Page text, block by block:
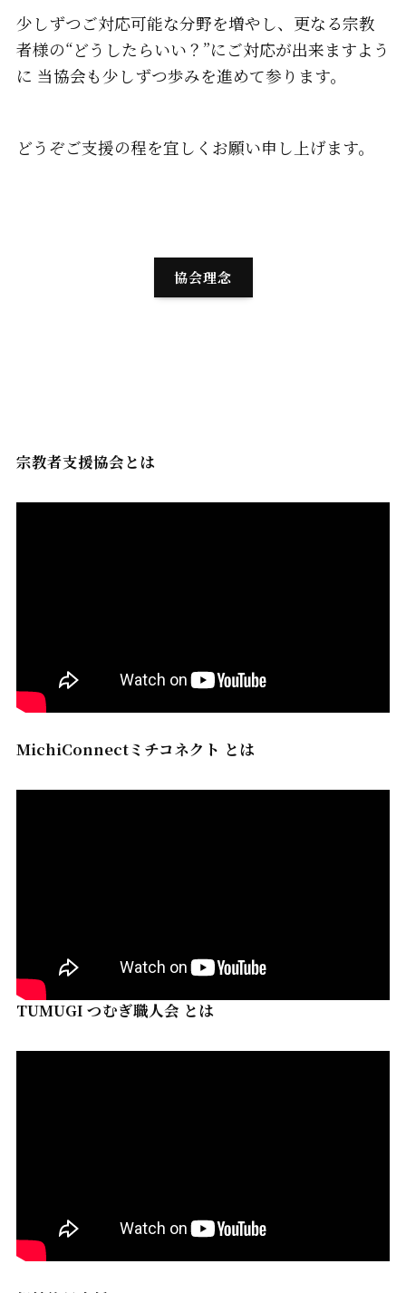
少しずつご対応可能な分野を増やし、 更なる宗教
者様の“どうしたらいい？”にご対応が出来ますよう
に 当協会も少しずつ歩みを進めて参ります。
どうぞご支援の程を宜しくお願い申し上げます。
協会理念
宗教者支援協会とは
MichiConnectミチコネクト とは
TUMUGI つむぎ職人会 とは